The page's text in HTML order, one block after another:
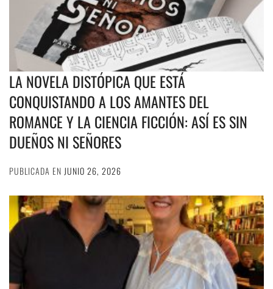
LA NOVELA DISTÓPICA QUE ESTÁ
CONQUISTANDO A LOS AMANTES DEL
ROMANCE Y LA CIENCIA FICCIÓN: ASÍ ES SIN
DUEÑOS NI SEÑORES
PUBLICADA EN JUNIO 26, 2026